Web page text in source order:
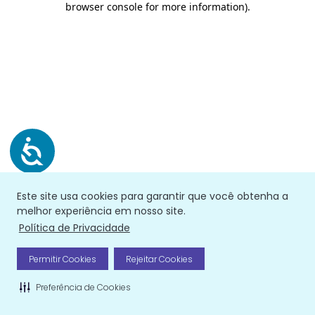
Este site usa cookies para garantir que você obtenha a
melhor experiência em nosso site.
Política de Privacidade
Permitir Cookies Rejeitar Cookies
Preferência de Cookies
browser console for more information).